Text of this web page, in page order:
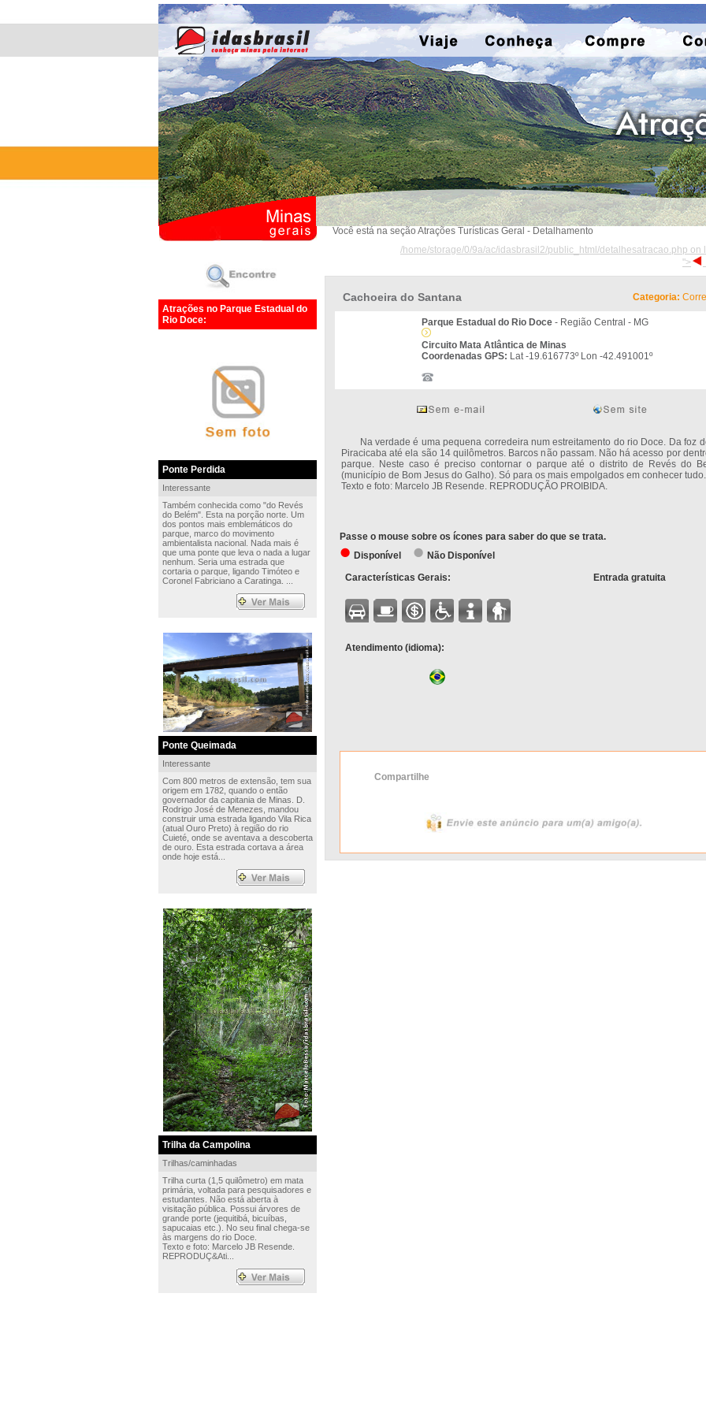
Atrações no Parque Estadual do
Rio Doce:
Ponte Perdida
Interessante
Também conhecida como "do Revés
do Belém". Esta na porção norte. Um
dos pontos mais emblemáticos do
parque, marco do movimento
ambientalista nacional. Nada mais é
que uma ponte que leva o nada a lugar
nenhum. Seria uma estrada que
cortaria o parque, ligando Timóteo e
Coronel Fabriciano a Caratinga. ...
Ponte Queimada
Interessante
Com 800 metros de extensão, tem sua
origem em 1782, quando o então
governador da capitania de Minas. D.
Rodrigo José de Menezes, mandou
construir uma estrada ligando Vila Rica
(atual Ouro Preto) à região do rio
Cuieté, onde se aventava a descoberta
de ouro. Esta estrada cortava a área
onde hoje está...
Trilha da Campolina
Trilhas/caminhadas
Trilha curta (1,5 quilômetro) em mata
primária, voltada para pesquisadores e
estudantes. Não está aberta à
visitação pública. Possui árvores de
grande porte (jequitibá, bicuíbas,
sapucaias etc.). No seu final chega-se
às margens do rio Doce.
Texto e foto: Marcelo JB Resende.
REPRODUÇ&Ati...
Você está na seção Atrações Turísticas Geral - Detalhamento
/home/storage/0/9a/ac/idasbrasil2/public_html/detalhesatracao.php on
">
Cachoeira do Santana Categoria:
Parque Estadual do Rio Doce- Região Central - MG
Circuito Mata Atlântica de Minas
Coordenadas GPS: Lat -19.616773º Lon -42.491001º
Na verdade é uma pequena corredeira num estreitamento do rio Doce. Da foz
Piracicaba até ela são 14 quilômetros. Barcos não passam. Não há acesso por
parque. Neste caso é preciso contornar o parque até o distrito de Revés do
(município de Bom Jesus do Galho). Só para os mais empolgados em conhecer tudo.
Texto e foto: Marcelo JB Resende. REPRODUÇÃO PROIBIDA.
Passe o mouse sobre os ícones para saber do que se trata.
Disponível
Não Disponível
Características Gerais:
Atendimento (idioma):
Entrada gratuita
Compartilhe